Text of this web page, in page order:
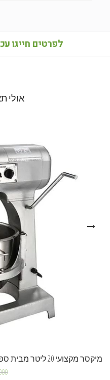
לפרטים חייגו
אולי
מיקסר מקצועי 20 ליטר מבית ספאר SPAR עם רשת מגן דגם SP7MXI-B